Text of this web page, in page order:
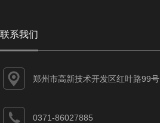
联系我们
郑州市高新技术开发区红叶路99号
0371-86027885